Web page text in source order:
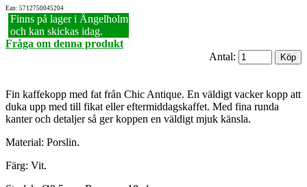
Ean: 5712750045204
Finns på lager i Ängelholm
och kan skickas idag.
Fråga om denna produkt
Antal:
Fin kaffekopp med fat från Chic Antique. En väldigt vacker kopp att
duka upp med till fikat eller eftermiddagskaffet. Med fina runda
kanter och detaljer så ger koppen en väldigt mjuk känsla.
Material: Porslin.
Färg: Vit.